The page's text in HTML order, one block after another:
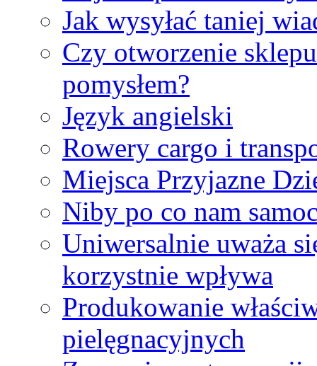
Jak wysyłać taniej
Czy otworzenie
pomysłem?
Język angielski
Rowery cargo i
Miejsca Przyjazne
Niby po co nam
Uniwersalnie uważa
korzystnie wpływa
Produkowanie
pielęgnacyjnych